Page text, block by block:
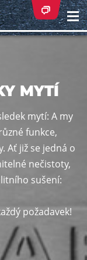
MYTÍ
mytí: A my
funkce,
Ať již se jedná o
nečistoty,
sušení:
požadavek!